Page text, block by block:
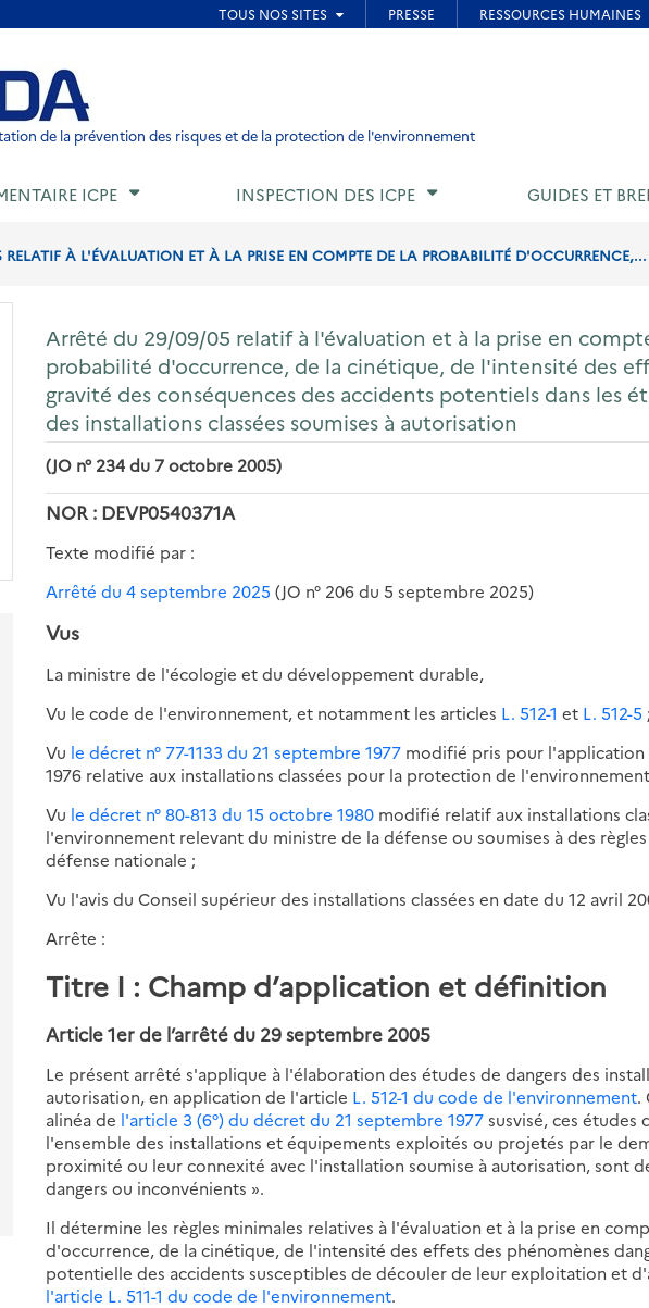
de page
de la prévention des risques et de la protection de l'environnement
ICPE INSPECTION DES ICPE GUIDES ET
À L'ÉVALUATION ET À LA PRISE EN COMPTE DE LA PROBABILITÉ D'OCCURRENCE,...
Arrêté du 29/09/05 relatif à l'évaluation et à la prise en
probabilité d'occurrence, de la cinétique, de l'intensité des
gravité des conséquences des accidents potentiels dans les
des installations classées soumises à autorisation
(JO n° 234 du 7 octobre 2005)
NOR : DEVP0540371A
Texte modifié par :
Arrêté du 4 septembre 2025 (JO n° 206 du 5 septembre 2025)
Vus
La ministre de l'écologie et du développement durable,
Vu le code de l'environnement, et notamment les articles L. 512-1 et L. 512-5 ;
Vu le décret n° 77-1133 du 21 septembre 1977 modifié pris pour l'application
1976 relative aux installations classées pour la protection de
Vu le décret n° 80-813 du 15 octobre 1980 modifié relatif aux installations
l'environnement relevant du ministre de la défense ou soumises à des
défense nationale ;
Vu l'avis du Conseil supérieur des installations classées en date du 12 avril
Arrête :
Titre I : Champ d’application et définition
Article 1er de l’arrêté du 29 septembre 2005
Le présent arrêté s'applique à l'élaboration des études de dangers des
autorisation, en application de l'article L. 512-1 du code de l'environnement.
alinéa de l'article 3 (6°) du décret du 21 septembre 1977susvisé, ces études
l'ensemble des installations et équipements exploités ou projetés par le
proximité ou leur connexité avec l'installation soumise à autorisation, sont
dangers ou inconvénients ».
Il détermine les règles minimales relatives à l'évaluation et à la prise en
d'occurrence, de la cinétique, de l'intensité des effets des phénomènes
potentielle des accidents susceptibles de découler de leur exploitation et
l'article L. 511-1 du code de l'environnement.